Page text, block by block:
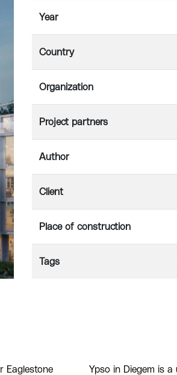
Year
Country
Organization
Project partners
Author
Client
Place of construction
Tags
Eaglestone
Ypso in Diegem is